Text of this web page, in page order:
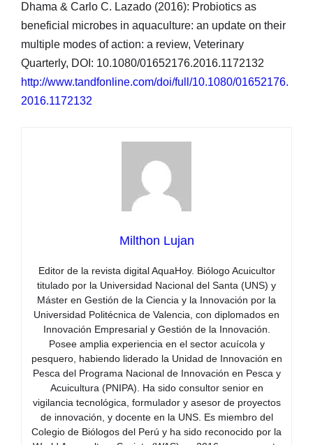
Dhama & Carlo C. Lazado (2016): Probiotics as
beneficial microbes in aquaculture: an update on their
multiple modes of action: a review, Veterinary
Quarterly, DOI: 10.1080/01652176.2016.1172132
http://www.tandfonline.com/doi/full/10.1080/01652176.
2016.1172132
Milthon Lujan
Editor de la revista digital AquaHoy. Biólogo Acuicultor
titulado por la Universidad Nacional del Santa (UNS) y
Máster en Gestión de la Ciencia y la Innovación por la
Universidad Politécnica de Valencia, con diplomados en
Innovación Empresarial y Gestión de la Innovación.
Posee amplia experiencia en el sector acuícola y
pesquero, habiendo liderado la Unidad de Innovación en
Pesca del Programa Nacional de Innovación en Pesca y
Acuicultura (PNIPA). Ha sido consultor senior en
vigilancia tecnológica, formulador y asesor de proyectos
de innovación, y docente en la UNS. Es miembro del
Colegio de Biólogos del Perú y ha sido reconocido por la